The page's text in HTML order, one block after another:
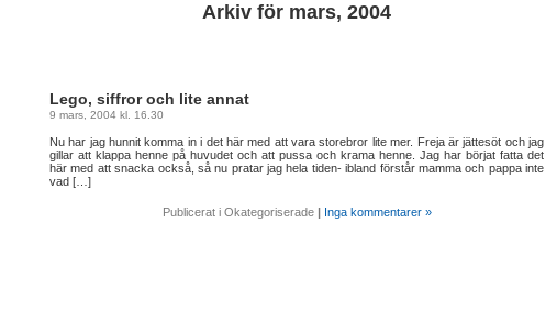
Arkiv för mars, 2004
Lego, siffror och lite annat
9 mars, 2004 kl. 16.30
Nu har jag hunnit komma in i det här med att vara storebror lite mer. Freja är jättesöt och jag
gillar att klappa henne på huvudet och att pussa och krama henne. Jag har börjat fatta det
här med att snacka också, så nu pratar jag hela tiden- ibland förstår mamma och pappa inte
vad […]
Publicerat i Okategoriserade | Inga kommentarer »